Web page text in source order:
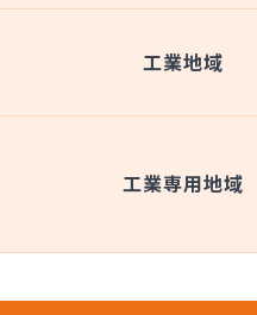
工業地域
工業専用地域